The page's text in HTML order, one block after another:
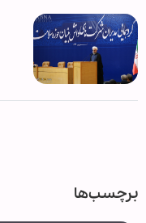
برچسب‌ها